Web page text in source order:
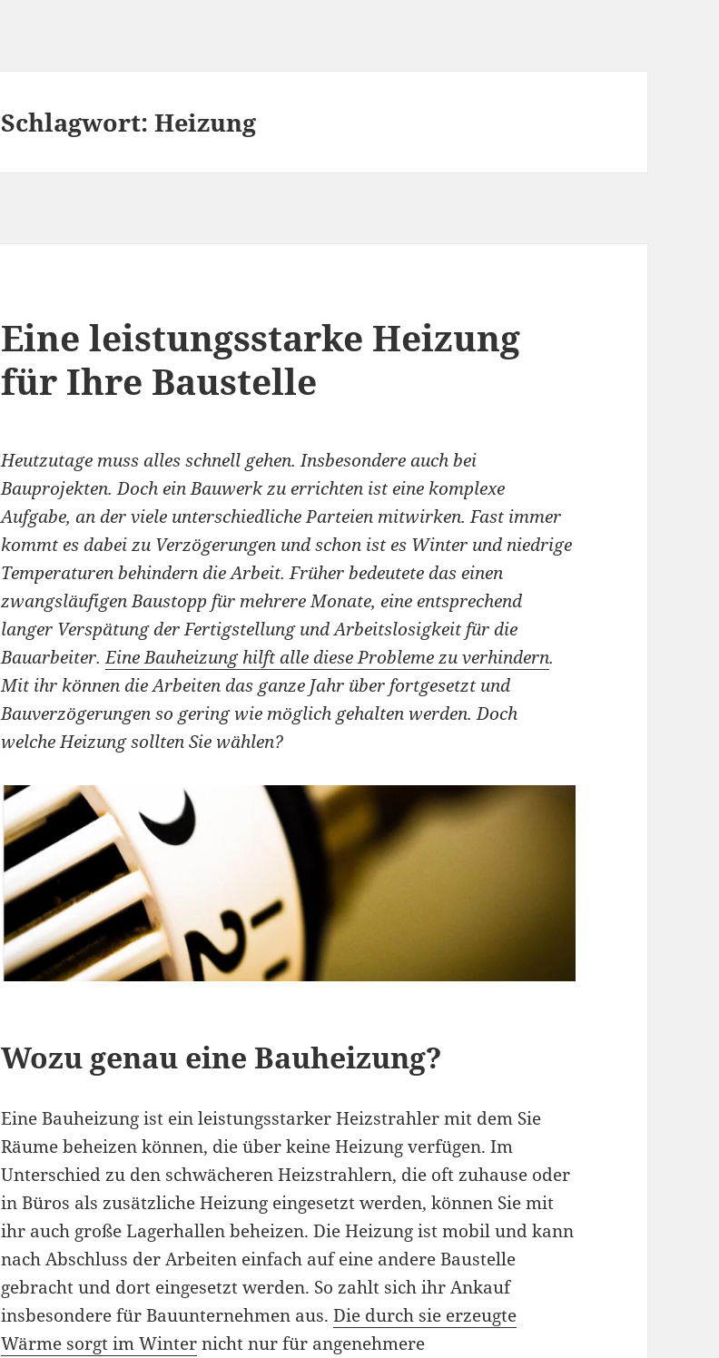
Schlagwort:Heizung
Eine leistungsstarke Heizung
für Ihre Baustelle
Heutzutage muss alles schnell gehen. Insbesondere auch bei
Bauprojekten. Doch ein Bauwerk zu errichten ist eine komplexe
Aufgabe, an der viele unterschiedliche Parteien mitwirken. Fast immer
kommt es dabei zu Verzögerungen und schon ist es Winter und niedrige
Temperaturen behindern die Arbeit. Früher bedeutete das einen
zwangsläufigen Baustopp für mehrere Monate, eine entsprechend
langer Verspätung der Fertigstellung und Arbeitslosigkeit für die
Bauarbeiter.Eine Bauheizung hilft alle diese Probleme zu verhindern.
Mit ihr können die Arbeiten das ganze Jahr über fortgesetzt und
Bauverzögerungen so gering wie möglich gehalten werden. Doch
welche Heizung sollten Sie wählen?
Wozu genau eine Bauheizung?
Eine Bauheizung ist ein leistungsstarker Heizstrahler mit dem Sie
Räume beheizen können, die über keine Heizung verfügen. Im
Unterschied zu den schwächeren Heizstrahlern, die oft zuhause oder
in Büros als zusätzliche Heizung eingesetzt werden, können Sie mit
ihr auch große Lagerhallen beheizen. Die Heizung ist mobil und kann
nach Abschluss der Arbeiten einfach auf eine andere Baustelle
gebracht und dort eingesetzt werden. So zahlt sich ihr Ankauf
insbesondere für Bauunternehmen aus.Die durch sie erzeugte
Wärme sorgt im Winternicht nur für angenehmere